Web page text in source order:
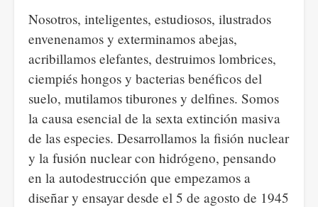
Nosotros, inteligentes, estudiosos, ilustrados
envenenamos y exterminamos abejas,
acribillamos elefantes, destruimos lombrices,
ciempiés hongos y bacterias benéficos del
suelo, mutilamos tiburones y delfines. Somos
la causa esencial de la sexta extinción masiva
de las especies. Desarrollamos la fisión nuclear
y la fusión nuclear con hidrógeno, pensando
en la autodestrucción que empezamos a
diseñar y ensayar desde el 5 de agosto de 1945